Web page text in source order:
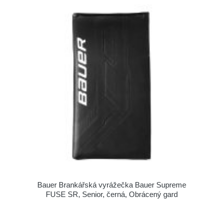
Bauer Brankářská vyrážečka Bauer Supreme
FUSE SR, Senior, černá, Obrácený gard